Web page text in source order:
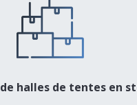
de halles de tentes en